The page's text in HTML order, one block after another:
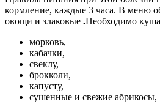
кормление, каждые 3 часа. В меню
овощи и злаковые .Необходимо
морковь,
кабачки,
свеклу,
брокколи,
капусту,
сушенные и свежие абрикосы,